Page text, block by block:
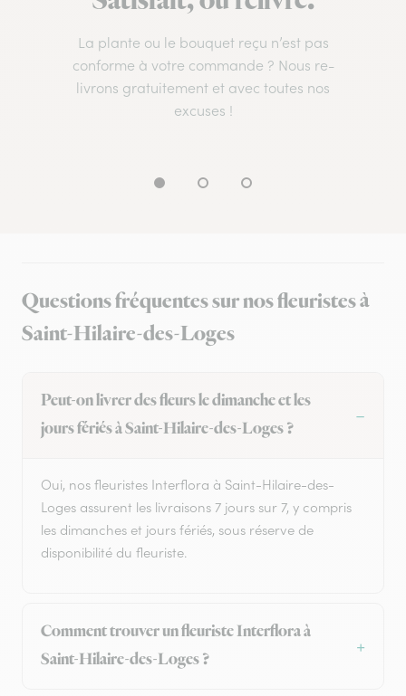
La plante ou le bouquet reçu n’est pas
conforme à votre commande ? Nous re-
livrons gratuitement et avec toutes nos
excuses !
Questions fréquentes sur nos fleuristes à
Saint-Hilaire-des-Loges
Peut-on livrer des fleurs le dimanche et les
jours fériés à Saint-Hilaire-des-Loges ?
Oui, nos fleuristes Interflora à Saint-Hilaire-des-
Loges assurent les livraisons 7 jours sur 7, y compris
les dimanches et jours fériés, sous réserve de
disponibilité du fleuriste.
Comment trouver un fleuriste Interflora à
Saint-Hilaire-des-Loges ?